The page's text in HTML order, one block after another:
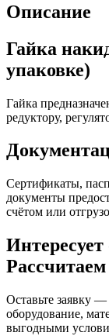
Описание
Гайка
упаковке)
Гайка
редуктору,
Сертификаты,
документы
счётом или
Оставьте заявку
оборудование,
выгодными